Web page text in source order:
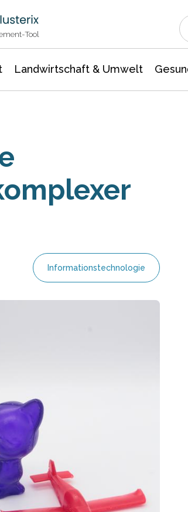
Tool
Landwirtschaft & Umwelt
Informationstechnologie